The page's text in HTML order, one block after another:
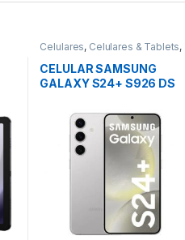
Celulares, Celulares & Tablets,
CELULAR SAMSUNG
GALAXY S24+ S926 DS